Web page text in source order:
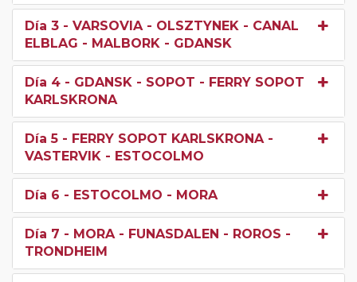
Día 3 - VARSOVIA - OLSZTYNEK - CANAL
ELBLAG - MALBORK - GDANSK
Día 4 - GDANSK - SOPOT - FERRY SOPOT
KARLSKRONA
Día 5 - FERRY SOPOT KARLSKRONA -
VASTERVIK - ESTOCOLMO
Día 6 - ESTOCOLMO - MORA
Día 7 - MORA - FUNASDALEN - ROROS -
TRONDHEIM